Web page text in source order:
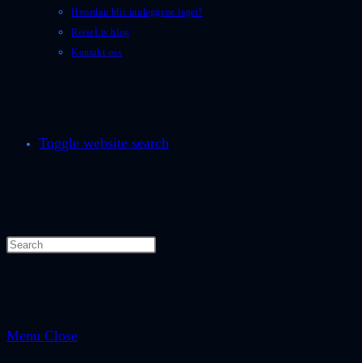
Hvordan blir innleggene laget?
ReiseLiv.blog
Kontakt oss
Toggle website search
Menu Close